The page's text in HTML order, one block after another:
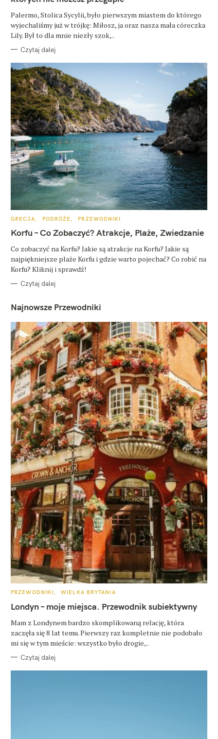
Palermo, Stolica Sycylii, było pierwszym miastem do którego
wyjechaliśmy już w trójkę: Miłosz, ja oraz nasza mała córeczka
Lily. Był to dla mnie niezły szok,..
Czytaj dalej
K
T
E
O
R
I
GRECJA PODRÓŻE PRZEWODNIKI
Korfu – Co Zobaczyć? Atrakcje, Plaże, Zwiedzanie
Co zobaczyć na Korfu? Jakie są atrakcje na Korfu? Jakie są
najpiękniejsze plaże Korfu i gdzie warto pojechać? Co robić na
Korfu? Kliknij i sprawdź!
Czytaj dalej
Najnowsze Przewodniki
K
T
E
O
R
I
PRZEWODNIKI WIELKA BRYTANIA
Londyn – moje miejsca. Przewodnik subiektywny
Mam z Londynem bardzo skomplikowaną relację, która
zaczęła się 8 lat temu. Pierwszy raz kompletnie nie podobało
mi się w tym mieście: wszystko było drogie,..
Czytaj dalej